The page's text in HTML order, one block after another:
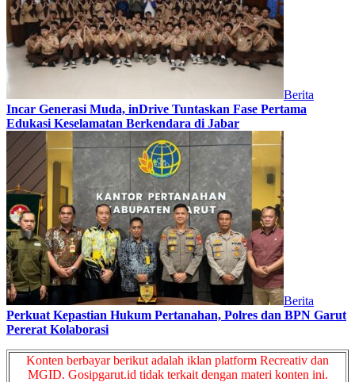
Berita
Incar Generasi Muda, inDrive Tuntaskan Fase Pertama
Edukasi Keselamatan Berkendara di Jabar
Berita
Perkuat Kepastian Hukum Pertanahan, Polres dan BPN Garut
Pererat Kolaborasi
Konten berbayar berikut adalah iklan platform Recreativ dan
MGID. Gosipgarut.id tidak terkait dengan materi konten ini.